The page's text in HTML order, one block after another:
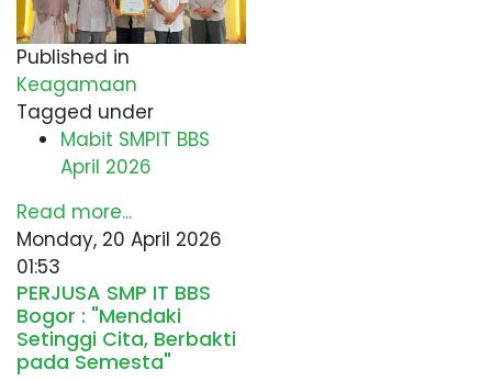
Published in
Keagamaan
Tagged under
Mabit SMPIT BBS
April 2026
Read more...
Monday, 20 April 2026
01:53
PERJUSA SMP IT BBS
Bogor : "Mendaki
Setinggi Cita, Berbakti
pada Semesta"